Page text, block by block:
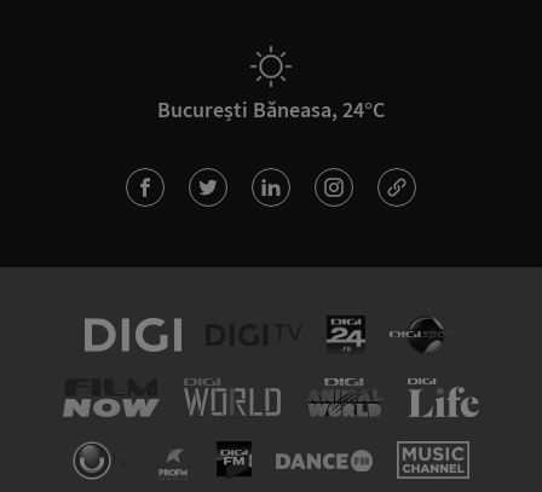
București Băneasa, 24°C